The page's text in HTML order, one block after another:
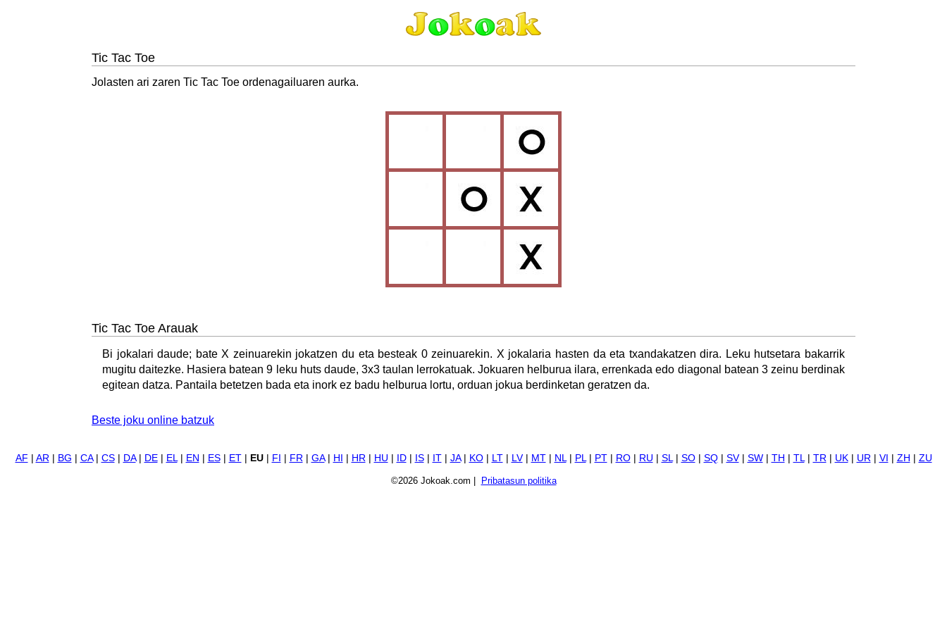
Tic Tac Toe
Jolasten ari zaren Tic Tac Toe ordenagailuaren aurka.
Tic Tac Toe Arauak
Bi jokalari daude; bate X zeinuarekin jokatzen du eta besteak 0 zeinuarekin. X jokalaria hasten da eta txandakatzen dira. Leku hutsetara bakarrik
mugitu daitezke. Hasiera batean 9 leku huts daude, 3x3 taulan lerrokatuak. Jokuaren helburua ilara, errenkada edo diagonal batean 3 zeinu berdinak
egitean datza. Pantaila betetzen bada eta inork ez badu helburua lortu, orduan jokua berdinketan geratzen da.
Beste joku online batzuk
AF AR| BG CA| CS| DA| DE| EL| EN ES| ET| EU| FI FR| GA| HI HR| HU ID| IS| IT| JA| KO| LT| LV| MT| NL| PL| PT| RO| RU SL| SO| SQ| SV| SW| TH TL| TR| UK| UR| VI ZH ZU
©2026 Jokoak.com | Pribatasun politika